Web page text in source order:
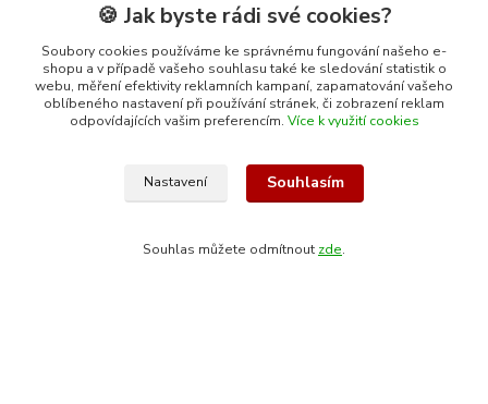
🍪 Jak byste rádi své cookies?
Soubory cookies používáme ke správnému fungování našeho e-
shopu a v případě vašeho souhlasu také ke sledování statistik o
webu, měření efektivity reklamních kampaní, zapamatování vašeho
oblíbeného nastavení při používání stránek, či zobrazení reklam
odpovídajících vašim preferencím. Více k využití cookies
Nastavení Souhlasím
Souhlas můžete odmítnout zde.